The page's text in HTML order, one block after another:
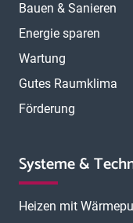
Bauen & Sanieren
Energie sparen
Wartung
Gutes Raumklima
Förderung
Systeme &
Heizen mit